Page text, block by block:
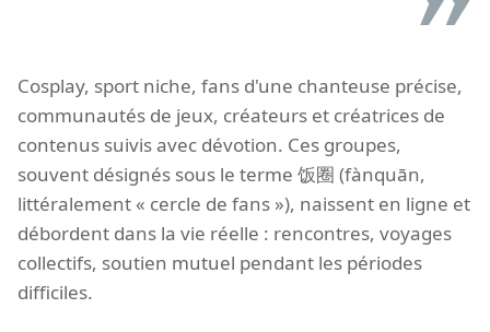
Cosplay, sport niche, fans d'une chanteuse précise,
communautés de jeux, créateurs et créatrices de
contenus suivis avec dévotion. Ces groupes,
souvent désignés sous le terme 饭圈 (fànquān,
littéralement « cercle de fans »), naissent en ligne et
débordent dans la vie réelle : rencontres, voyages
collectifs, soutien mutuel pendant les périodes
difficiles.